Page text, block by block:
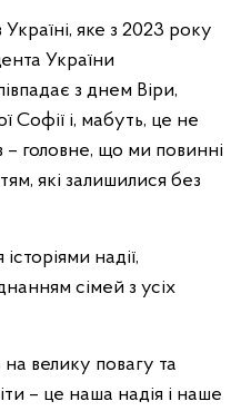
яке з 2023 року
України
з днем Віри,
Софії і, мабуть, це не
головне, що ми повинні
які залишилися без
надії,
сімей з усіх
велику повагу та
– це наша надія і наше